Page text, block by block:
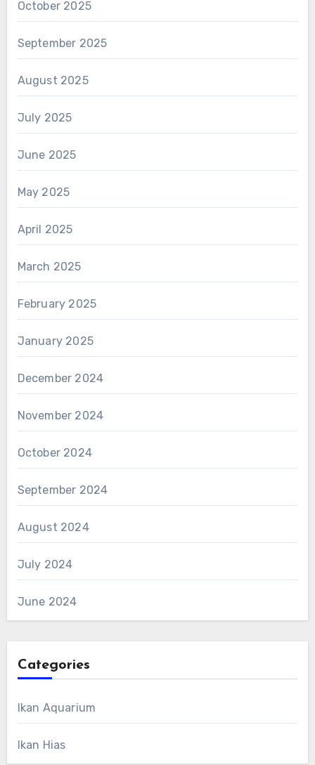
October 2025
September 2025
August 2025
July 2025
June 2025
May 2025
April 2025
March 2025
February 2025
January 2025
December 2024
November 2024
October 2024
September 2024
August 2024
July 2024
June 2024
Categories
Ikan Aquarium
Ikan Hias